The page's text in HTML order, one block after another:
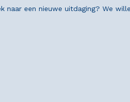
een nieuwe uitdaging? We